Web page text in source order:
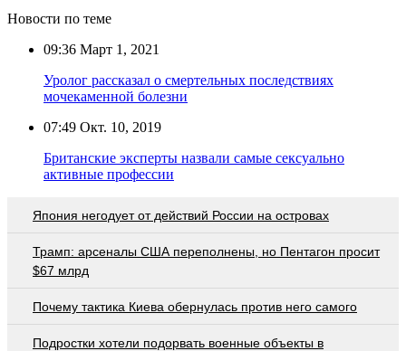
Новости по теме
09:36 Март 1, 2021
Уролог рассказал о смертельных последствиях
мочекаменной болезни
07:49 Окт. 10, 2019
Британские эксперты назвали самые сексуально
активные профессии
Япония негодует от действий России на островах
Трамп: арсеналы США переполнены, но Пентагон просит
$67 млрд
Почему тактика Киева обернулась против него самого
Подростки хотели подорвать военные объекты в